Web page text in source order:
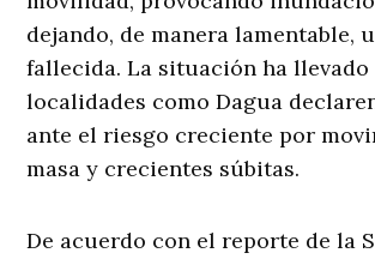
dejando, de manera lamentable,
fallecida. La situación ha llevado
localidades como Dagua
ante el riesgo creciente por
masa y crecientes súbitas.
De acuerdo con el reporte de la